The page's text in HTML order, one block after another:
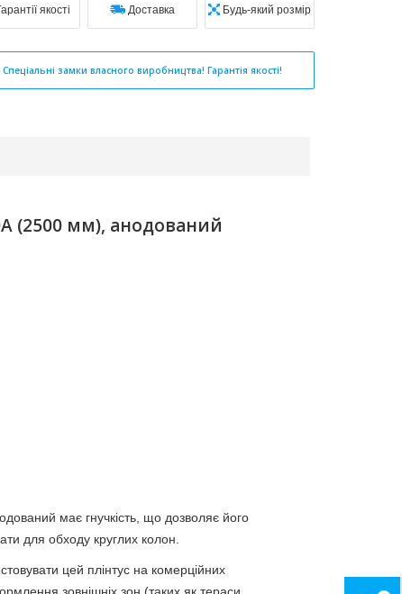
якості Доставка Будь-який розмір
Спеціальні замки власного виробництва! Гарантія якості!
(2500 мм), анодований
має гнучкість, що дозволяє його
для обходу круглих колон.
цей плінтус на комерційних